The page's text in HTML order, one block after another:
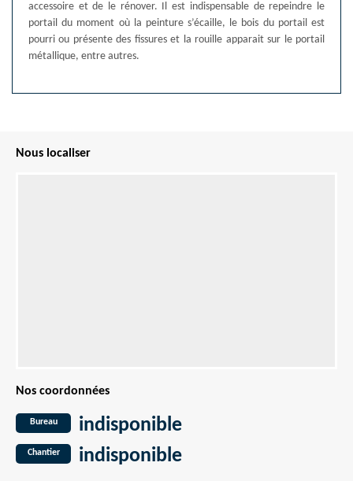
accessoire et de le rénover. Il est indispensable de repeindre le
portail du moment où la peinture s’écaille, le bois du portail est
pourri ou présente des fissures et la rouille apparait sur le portail
métallique, entre autres.
Nous localiser
Nos coordonnées
Bureau indisponible
Chantier indisponible